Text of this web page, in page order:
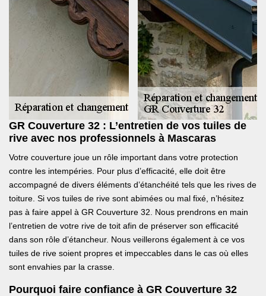
GR Couverture 32 : L’entretien de vos tuiles de
rive avec nos professionnels à Mascaras
Votre couverture joue un rôle important dans votre protection
contre les intempéries. Pour plus d’efficacité, elle doit être
accompagné de divers éléments d’étanchéité tels que les rives de
toiture. Si vos tuiles de rive sont abimées ou mal fixé, n’hésitez
pas à faire appel à GR Couverture 32. Nous prendrons en main
l’entretien de votre rive de toit afin de préserver son efficacité
dans son rôle d’étancheur. Nous veillerons également à ce vos
tuiles de rive soient propres et impeccables dans le cas où elles
sont envahies par la crasse.
Pourquoi faire confiance à GR Couverture 32